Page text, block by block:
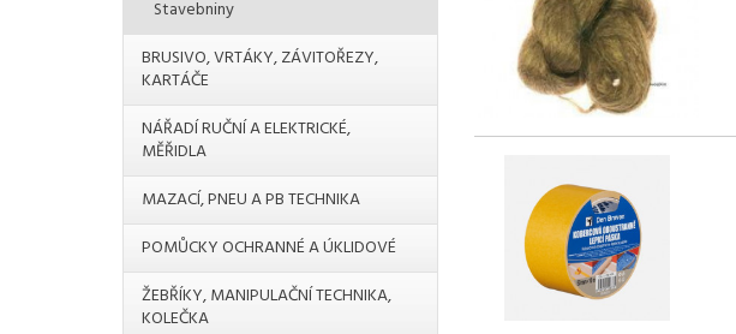
Stavebniny
BRUSIVO, VRTÁKY, ZÁVITOŘEZY,
KARTÁČE
NÁŘADÍ RUČNÍ A ELEKTRICKÉ,
MĚŘIDLA
MAZACÍ, PNEU A PB TECHNIKA
POMŮCKY OCHRANNÉ A ÚKLIDOVÉ
ŽEBŘÍKY, MANIPULAČNÍ TECHNIKA,
KOLEČKA